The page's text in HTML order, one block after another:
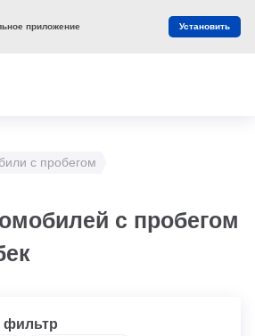
с пробегом
с пробегом
приложение Установить